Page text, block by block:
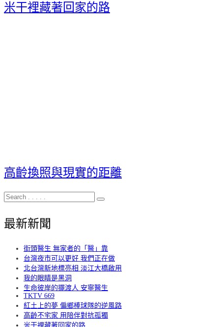
米干裡藏著回家的路
高齡換照與現實的距離
最新新聞
街頭醫生 無家者的「醫」靠
台灣夜市可以更好 我們正在做
北台灣新地標亮相 淡江大橋啟用
我的眼睛是黑洞
生命彼岸的擺渡人 安寧醫生
TKTV 669
紅土上的夢 偏鄉棒球隊的逆風路
高齡不宅家 用陪伴對抗孤獨
米干裡藏著回家的路